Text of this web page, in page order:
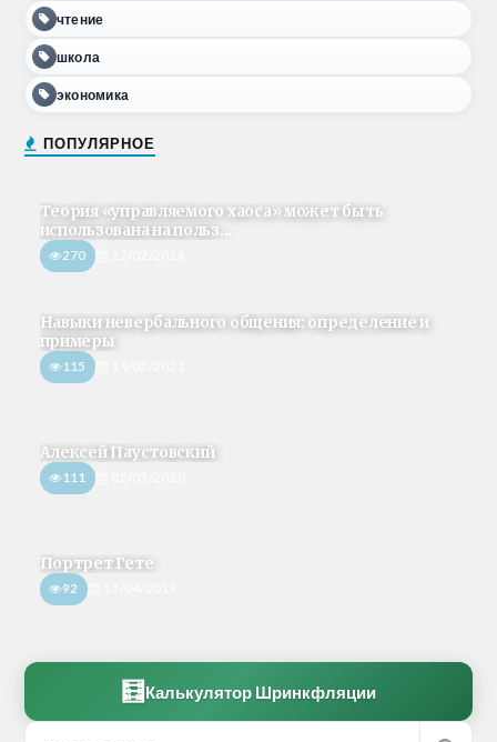
чтение
школа
экономика
ПОПУЛЯРНОЕ
Теория «управляемого хаоса» может быть
использована на польз...
270
Навыки невербального общения: определение и
примеры
115
Алексей Паустовский
111
Портрет Гете
92
🧮 Калькулятор Шринкфляции